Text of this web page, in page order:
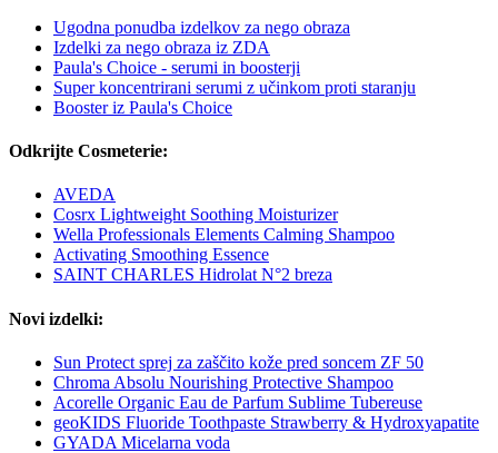
Ugodna ponudba izdelkov za nego obraza
Izdelki za nego obraza iz ZDA
Paula's Choice - serumi in boosterji
Super koncentrirani serumi z učinkom proti staranju
Booster iz Paula's Choice
Odkrijte Cosmeterie:
AVEDA
Cosrx Lightweight Soothing Moisturizer
Wella Professionals Elements Calming Shampoo
Activating Smoothing Essence
SAINT CHARLES Hidrolat N°2 breza
Novi izdelki:
Sun Protect sprej za zaščito kože pred soncem ZF 50
Chroma Absolu Nourishing Protective Shampoo
Acorelle Organic Eau de Parfum Sublime Tubereuse
geoKIDS Fluoride Toothpaste Strawberry & Hydroxyapatite
GYADA Micelarna voda